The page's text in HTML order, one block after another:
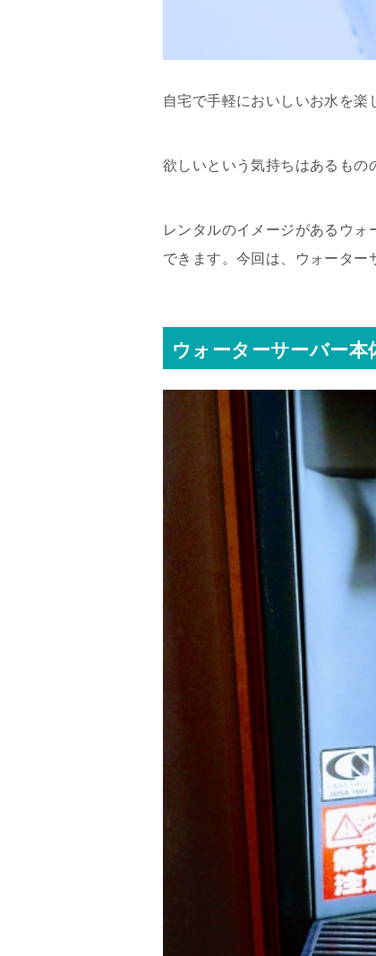
自宅で手軽においしいお水を楽
欲しいという気持ちはあるもの
レンタルのイメージがあるウ
できます。今回は、ウォーター
ウォーターサーバー